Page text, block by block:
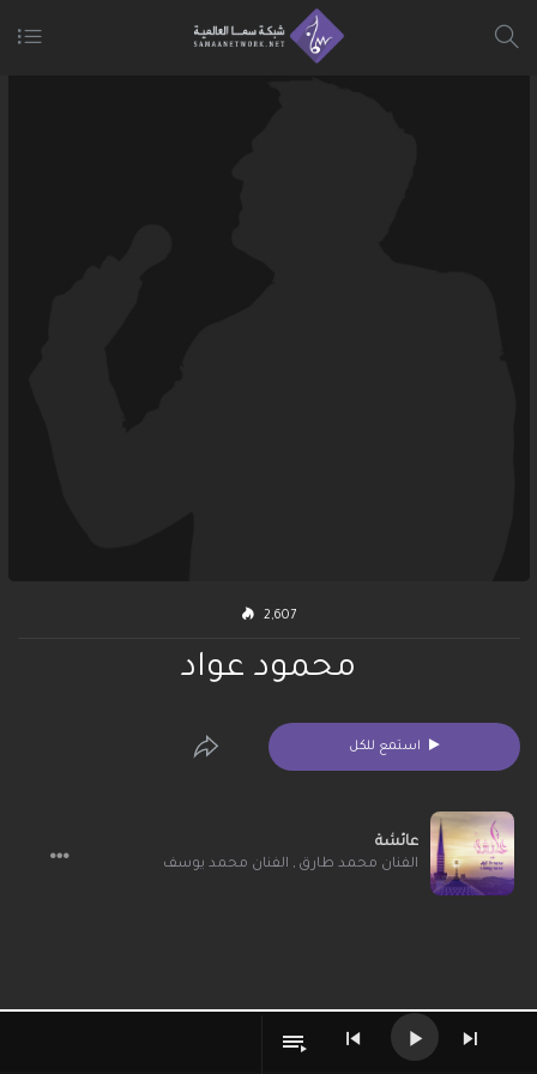
2,607
محمود عواد
استمع للكل
عائشة
الفنان محمد طارق , الفنان محمد يوسف